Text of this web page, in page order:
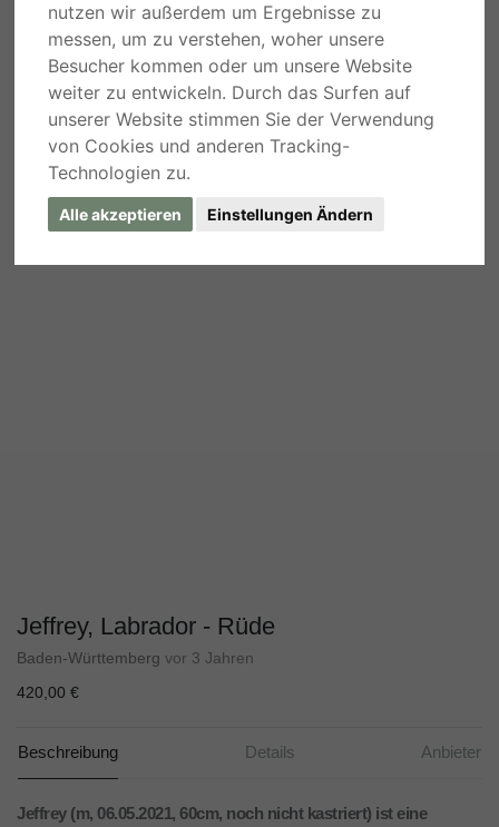
nutzen wir außerdem um Ergebnisse zu
messen, um zu verstehen, woher unsere
Besucher kommen oder um unsere Website
weiter zu entwickeln. Durch das Surfen auf
unserer Website stimmen Sie der Verwendung
von Cookies und anderen Tracking-
Technologien zu.
Alle akzeptieren Einstellungen Ändern
Jeffrey, Labrador - Rüde
Baden-Württemberg vor 3 Jahren
420,00 €
Beschreibung Details Anbieter
Jeffrey (m, 06.05.2021, 60cm, noch nicht kastriert) ist eine